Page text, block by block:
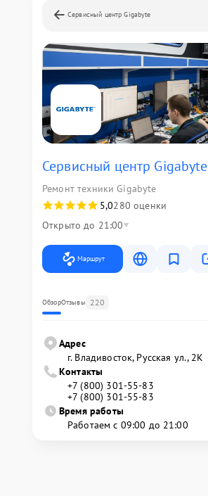
Сервисный центр Gigabyte
Сервисный центр Gigabyte
Ремонт техники Gigabyte
5,0280 оценки
Открыто до 21:00
Маршрут
ОбзорОтзывы 220
Адрес
г. Владивосток, Русская ул., 2К
Контакты
+7 (800) 301-55-83
+7 (800) 301-55-83
Время работы
Работаем с 09:00 до 21:00